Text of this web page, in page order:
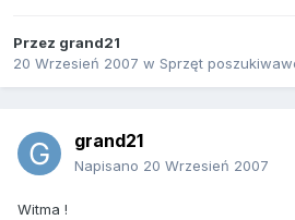
Przez grand21
20 Wrzesień 2007 w Sprzęt
grand21
Napisano 20 Wrzesień 2007
Witma !